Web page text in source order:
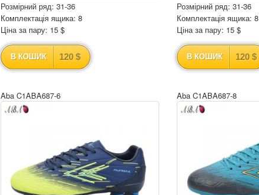
Розмірний ряд: 31-36
Комплектація ящика: 8
Ціна за пару: 15 $
В КОШИК 120 $
Розмірний ряд: 31-36
Комплектація ящика: 8
Ціна за пару: 15 $
В КОШИК 120 $
Aba C1ABA687-6 Aba C1ABA687-8